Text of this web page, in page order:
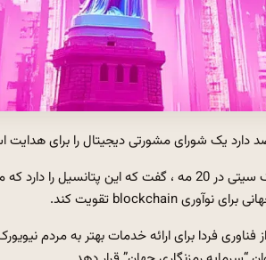
دارد یک شورای مشورتی دیجیتال را برای هدایت
آدامز در سخنرانی در اجلاس رمزنگاری نیویورک سیتی در 20
فردا برای ارائه خدمات بهتر به مردم